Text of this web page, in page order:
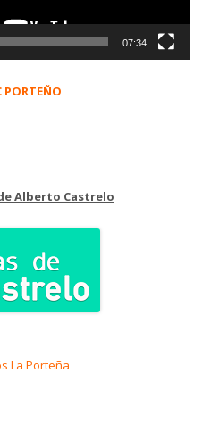
07:34
PORTEÑO
Alberto Castrelo
La Porteña